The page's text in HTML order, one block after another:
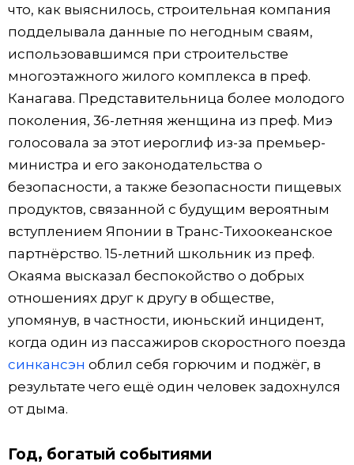
что, как выяснилось, строительная компания
подделывала данные по негодным сваям,
использовавшимся при строительстве
многоэтажного жилого комплекса в преф.
Канагава. Представительница более молодого
поколения, 36-летняя женщина из преф. Миэ
голосовала за этот иероглиф из-за премьер-
министра и его законодательства о
безопасности, а также безопасности пищевых
продуктов, связанной с будущим вероятным
вступлением Японии в Транс-Тихоокеанское
партнёрство. 15-летний школьник из преф.
Окаяма высказал беспокойство о добрых
отношениях друг к другу в обществе,
упомянув, в частности, июньский инцидент,
когда один из пассажиров скоростного поезда
синкансэн облил себя горючим и поджёг, в
результате чего ещё один человек задохнулся
от дыма.
Год, богатый событиями